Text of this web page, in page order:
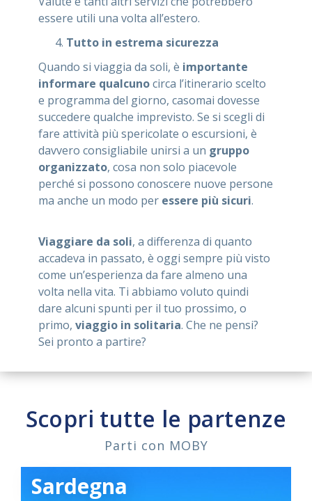
essere utili una volta all’estero.
Tutto in estrema sicurezza
Quando si viaggia da soli, è importante
informare qualcunocirca l’itinerario scelto
e programma del giorno, casomai dovesse
succedere qualche imprevisto. Se si scegli di
fare attività più spericolate o escursioni, è
davvero consigliabile unirsi a un gruppo
organizzato, cosa non solo piacevole
perché si possono conoscere nuove persone
ma anche un modo per essere più sicuri.
Viaggiare da soli, a differenza di quanto
accadeva in passato, è oggi sempre più visto
come un’esperienza da fare almeno una
volta nella vita. Ti abbiamo voluto quindi
dare alcuni spunti per il tuo prossimo, o
primo, viaggio in solitaria. Che ne pensi?
Sei pronto a partire?
Scopri tutte le partenze
Parti con MOBY
Sardegna